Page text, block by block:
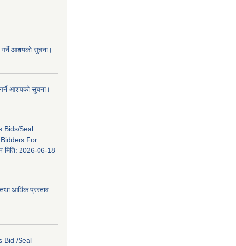
गर्ने आशयको सुचना।
आशयको सुचना।
Bids/Seal
For
मिति: 2026-06-18
आर्थिक प्रस्ताव
Bid /Seal